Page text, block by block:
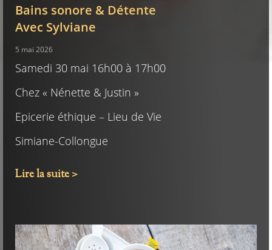
Bains sonore & Détente
Avec Sylviane
5 mai 2026
Samedi 30 mai 16h00 à 17h00
Chez « Nénette & Justin »
Epicerie éthique – Lieu de Vie
Simiane-Collongue
Lire la suite >